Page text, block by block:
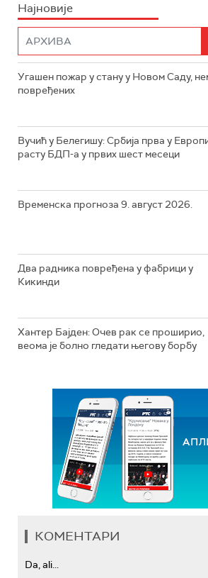
Најновије
Угашен пожар у стану у Новом Саду,
повређених
Вучић у Белегишу: Србија прва у
расту БДП-а у првих шест месеци
Временска прогноза 9. август 2026.
Два радника повређена у фабрици у
Кикинди
Хантер Бајден: Очев рак се проширио,
веома је болно гледати његову борбу
КОМЕНТАРИ
Da, ali...